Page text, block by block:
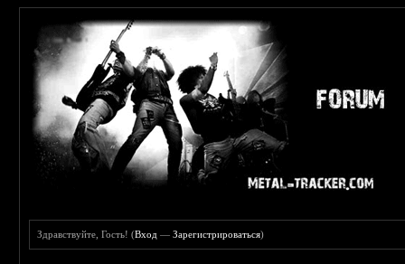
Здравствуйте, Гость! (Вход —Зарегистрироваться)